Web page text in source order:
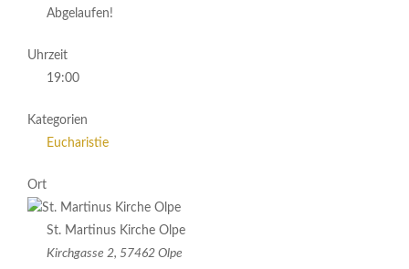
Abgelaufen!
Uhrzeit
19:00
Kategorien
Eucharistie
Ort
St. Martinus Kirche Olpe
Kirchgasse 2, 57462 Olpe